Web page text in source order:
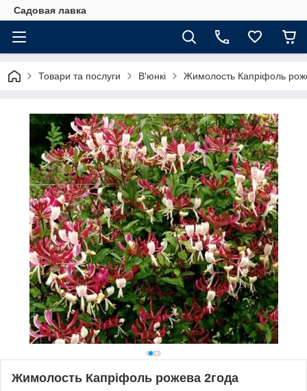
Садовая лавка
Товари та послуги В'юнкі Жимолость Капріфоль
Жимолость Капріфоль рожева 2года